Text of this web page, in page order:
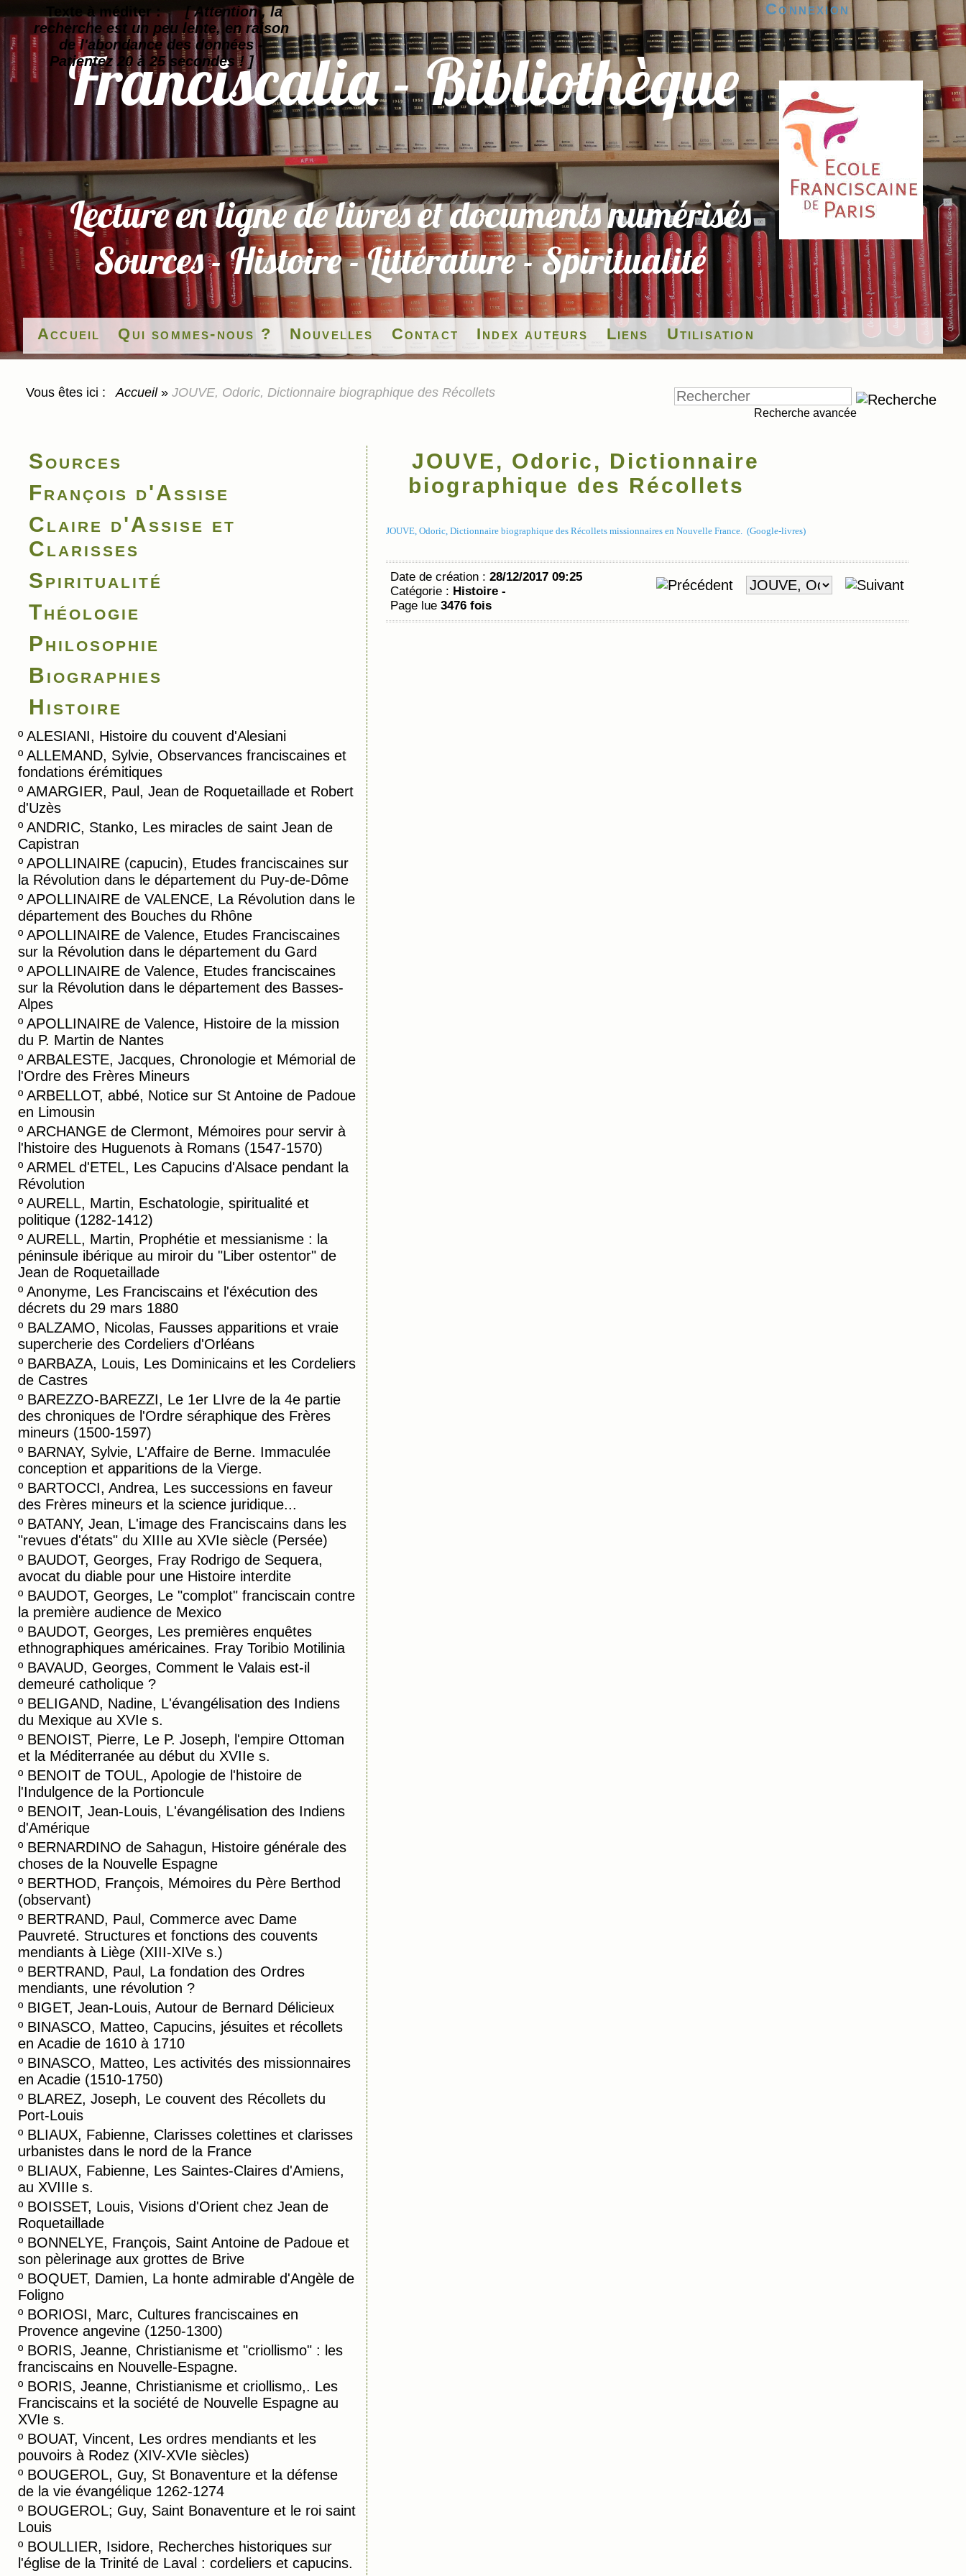
Texte à méditer :
[ Attention , la
recherche est un peu lente, en raison
de l'abondance des données -
Patientez 20 à 25 secondes ! ]
Accueil
Connexion
Qui sommes-nous ? Nouvelles Contact Index auteurs Liens Utilisation
Vous êtes ici : Accueil » JOUVE, Odoric, Dictionnaire biographique des Récollets
Recherche avancée
Sources
François d'Assise
Claire d'Assise et
Clarisses
Spiritualité
Théologie
Philosophie
Biographies
Histoire
º ALESIANI, Histoire du couvent d'Alesiani
º ALLEMAND, Sylvie, Observances franciscaines et
fondations érémitiques
º AMARGIER, Paul, Jean de Roquetaillade et Robert
d'Uzès
º ANDRIC, Stanko, Les miracles de saint Jean de
Capistran
º APOLLINAIRE (capucin), Etudes franciscaines sur
la Révolution dans le département du Puy-de-Dôme
º APOLLINAIRE de VALENCE, La Révolution dans le
département des Bouches du Rhône
º APOLLINAIRE de Valence, Etudes Franciscaines
sur la Révolution dans le département du Gard
º APOLLINAIRE de Valence, Etudes franciscaines
sur la Révolution dans le département des Basses-
Alpes
º APOLLINAIRE de Valence, Histoire de la mission
du P. Martin de Nantes
º ARBALESTE, Jacques, Chronologie et Mémorial de
l'Ordre des Frères Mineurs
º ARBELLOT, abbé, Notice sur St Antoine de Padoue
en Limousin
º ARCHANGE de Clermont, Mémoires pour servir à
l'histoire des Huguenots à Romans (1547-1570)
º ARMEL d'ETEL, Les Capucins d'Alsace pendant la
Révolution
º AURELL, Martin, Eschatologie, spiritualité et
politique (1282-1412)
º AURELL, Martin, Prophétie et messianisme : la
péninsule ibérique au miroir du "Liber ostentor" de
Jean de Roquetaillade
º Anonyme, Les Franciscains et l'éxécution des
décrets du 29 mars 1880
º BALZAMO, Nicolas, Fausses apparitions et vraie
supercherie des Cordeliers d'Orléans
º BARBAZA, Louis, Les Dominicains et les Cordeliers
de Castres
º BAREZZO-BAREZZI, Le 1er LIvre de la 4e partie
des chroniques de l'Ordre séraphique des Frères
mineurs (1500-1597)
º BARNAY, Sylvie, L'Affaire de Berne. Immaculée
conception et apparitions de la Vierge.
º BARTOCCI, Andrea, Les successions en faveur
des Frères mineurs et la science juridique...
º BATANY, Jean, L'image des Franciscains dans les
"revues d'états" du XIIIe au XVIe siècle (Persée)
º BAUDOT, Georges, Fray Rodrigo de Sequera,
avocat du diable pour une Histoire interdite
º BAUDOT, Georges, Le "complot" franciscain contre
la première audience de Mexico
º BAUDOT, Georges, Les premières enquêtes
ethnographiques américaines. Fray Toribio Motilinia
º BAVAUD, Georges, Comment le Valais est-il
demeuré catholique ?
º BELIGAND, Nadine, L'évangélisation des Indiens
du Mexique au XVIe s.
º BENOIST, Pierre, Le P. Joseph, l'empire Ottoman
et la Méditerranée au début du XVIIe s.
º BENOIT de TOUL, Apologie de l'histoire de
l'Indulgence de la Portioncule
º BENOIT, Jean-Louis, L'évangélisation des Indiens
d'Amérique
º BERNARDINO de Sahagun, Histoire générale des
choses de la Nouvelle Espagne
º BERTHOD, François, Mémoires du Père Berthod
(observant)
º BERTRAND, Paul, Commerce avec Dame
Pauvreté. Structures et fonctions des couvents
mendiants à Liège (XIII-XIVe s.)
º BERTRAND, Paul, La fondation des Ordres
mendiants, une révolution ?
º BIGET, Jean-Louis, Autour de Bernard Délicieux
º BINASCO, Matteo, Capucins, jésuites et récollets
en Acadie de 1610 à 1710
º BINASCO, Matteo, Les activités des missionnaires
en Acadie (1510-1750)
º BLAREZ, Joseph, Le couvent des Récollets du
Port-Louis
º BLIAUX, Fabienne, Clarisses colettines et clarisses
urbanistes dans le nord de la France
º BLIAUX, Fabienne, Les Saintes-Claires d'Amiens,
au XVIIIe s.
º BOISSET, Louis, Visions d'Orient chez Jean de
Roquetaillade
º BONNELYE, François, Saint Antoine de Padoue et
son pèlerinage aux grottes de Brive
º BOQUET, Damien, La honte admirable d'Angèle de
Foligno
º BORIOSI, Marc, Cultures franciscaines en
Provence angevine (1250-1300)
º BORIS, Jeanne, Christianisme et "criollismo" : les
franciscains en Nouvelle-Espagne.
º BORIS, Jeanne, Christianisme et criollismo,. Les
Franciscains et la société de Nouvelle Espagne au
XVIe s.
º BOUAT, Vincent, Les ordres mendiants et les
pouvoirs à Rodez (XIV-XVIe siècles)
º BOUGEROL, Guy, St Bonaventure et la défense
de la vie évangélique 1262-1274
º BOUGEROL; Guy, Saint Bonaventure et le roi saint
Louis
º BOULLIER, Isidore, Recherches historiques sur
l'église de la Trinité de Laval : cordeliers et capucins.
JOUVE, Odoric, Dictionnaire
biographique des Récollets
JOUVE, Odoric, Dictionnaire biographique des Récollets missionnaires en Nouvelle France. (Google-livres)
Date de création : 28/12/2017 09:25
Catégorie : Histoire -
Page lue 3476 fois